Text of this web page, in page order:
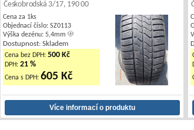
Českobrodská 3/17, 190 00
Cena za 1ks
Objednací číslo: SZ0113
Výška dezénu: 5,4mm
Dostupnost: Skladem
Cena bez DPH: 500 Kč
DPH: 21 %
Cena s DPH: 605 Kč